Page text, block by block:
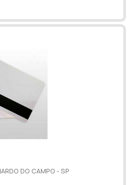
de leitura, dependendo do
alcançar até 90 cm. A
película de PVC adesivado,
diferentes informações, por
DO CAMPO - SP